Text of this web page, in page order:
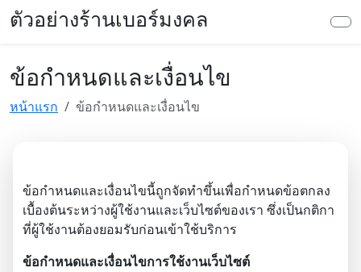
ตัวอย่างร้านเบอร์มงคล
ข้อกำหนดและเงื่อนไข
หน้าแรก ข้อกำหนดและเงื่อนไข
ข้อกำหนดและเงื่อนไขนี้ถูกจัดทำขึ้นเพื่อกำหนดข้อตกลง
เบื้องต้นระหว่างผู้ใช้งานและเว็บไซต์ของเรา ซึ่งเป็นกติกา
ที่ผู้ใช้งานต้องยอมรับก่อนเข้าใช้บริการ
ข้อกำหนดและเงื่อนไขการใช้งานเว็บไซต์